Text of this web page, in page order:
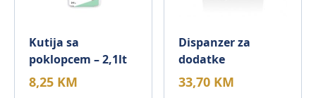
Kutija sa
poklopcem – 2,1lt
8,25 KM
Dispanzer za
dodatke
33,70 KM